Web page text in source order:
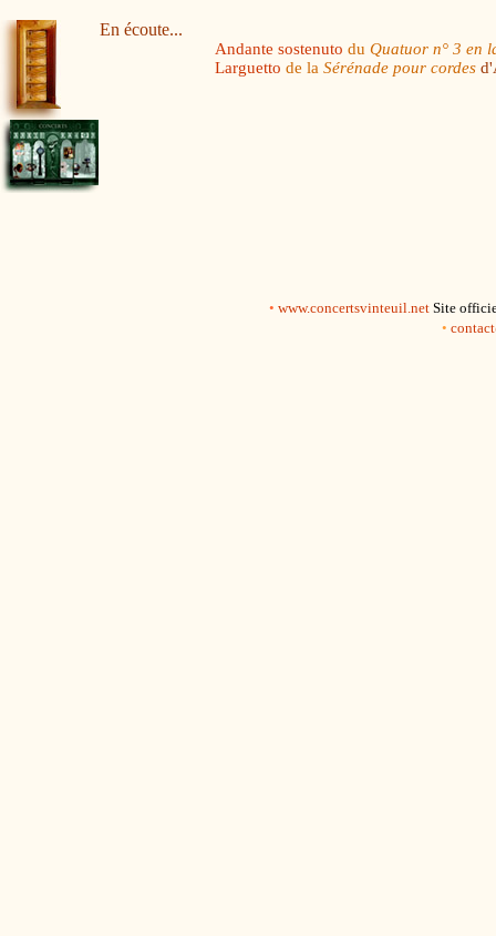
En écoute...
Andante sostenuto du Quatuor n° 3 en
Larguetto de la Sérénade pour cordes
• www.concertsvinteuil.net Site
•